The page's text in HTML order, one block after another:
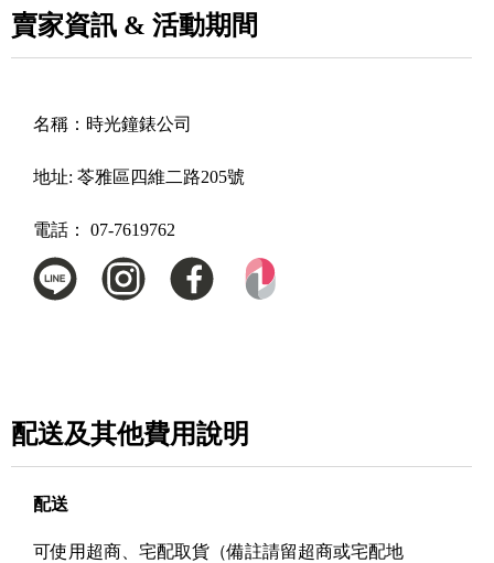
賣家資訊 & 活動期間
名稱： 時光鐘錶公司
地址: 苓雅區四維二路205號
電話： 07-7619762
配送及其他費用說明
配送
可使用超商、宅配取貨（備註請留超商或宅配地